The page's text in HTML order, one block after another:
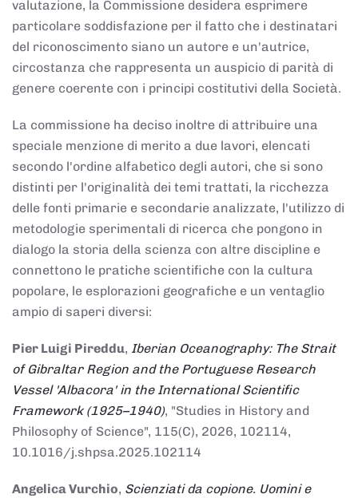
valutazione, la Commissione desidera esprimere
particolare soddisfazione per il fatto che i destinatari
del riconoscimento siano un autore e un'autrice,
circostanza che rappresenta un auspicio di parità di
genere coerente con i principi costitutivi della Società.
La commissione ha deciso inoltre di attribuire una
speciale menzione di merito a due lavori, elencati
secondo l'ordine alfabetico degli autori, che si sono
distinti per l'originalità dei temi trattati, la ricchezza
delle fonti primarie e secondarie analizzate, l'utilizzo di
metodologie sperimentali di ricerca che pongono in
dialogo la storia della scienza con altre discipline e
connettono le pratiche scientifiche con la cultura
popolare, le esplorazioni geografiche e un ventaglio
ampio di saperi diversi:
Pier Luigi Pireddu, Iberian Oceanography: The Strait
of Gibraltar Region and the Portuguese Research
Vessel 'Albacora' in the International Scientific
Framework (1925–1940), "Studies in History and
Philosophy of Science", 115(C), 2026, 102114,
10.1016/j.shpsa.2025.102114
Angelica Vurchio, Scienziati da copione. Uomini e